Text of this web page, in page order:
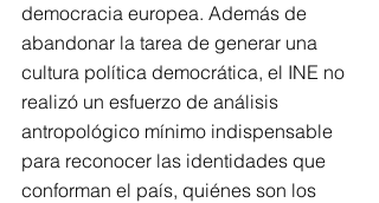
democracia europea. Además de
abandonar la tarea de generar una
cultura política democrática, el INE no
realizó un esfuerzo de análisis
antropológico mínimo indispensable
para reconocer las identidades que
conforman el país, quiénes son los